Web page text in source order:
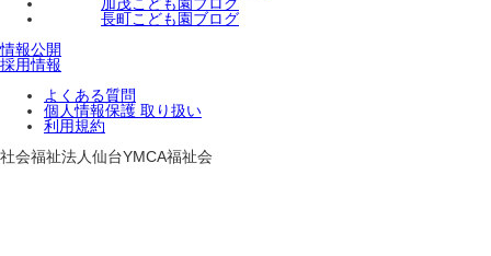
長町こども園ブログ
情報公開
採用情報
よくある質問
個人情報保護 取り扱い
利用規約
社会福祉法人仙台YMCA福祉会